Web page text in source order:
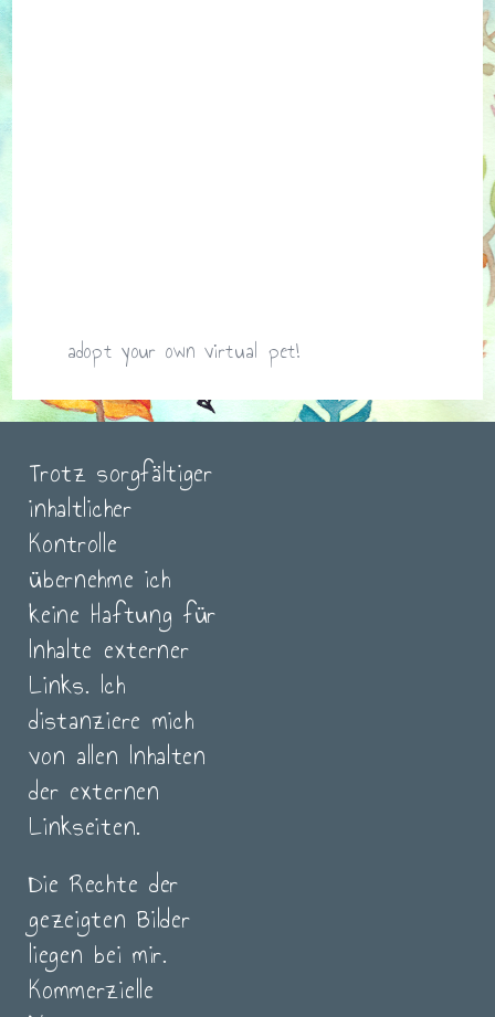
adopt your own virtual pet!
Trotz sorgfältiger
inhaltlicher
Kontrolle
übernehme ich
keine Haftung für
Inhalte externer
Links. Ich
distanziere mich
von allen Inhalten
der externen
Linkseiten.
Die Rechte der
gezeigten Bilder
liegen bei mir.
Kommerzielle